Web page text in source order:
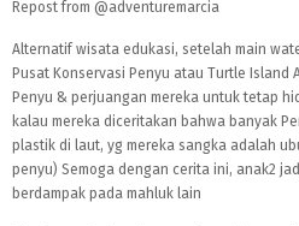
Repost from @adventuremarcia
Alternatif wisata edukasi, setelah main
Pusat Konservasi Penyu atau Turtle Island
Penyu & perjuangan mereka untuk tetap
kalau mereka diceritakan bahwa banyak
plastik di laut, yg mereka sangka adalah
penyu) Semoga dengan cerita ini, anak2
berdampak pada mahluk lain